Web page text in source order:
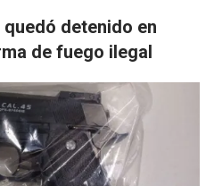
detenido en
de fuego ilegal